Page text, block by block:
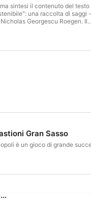
sintesi il contenuto del testo
una raccolta di saggi -
Georgescu Roegen. Il
Gran Sasso
è un gioco di grande